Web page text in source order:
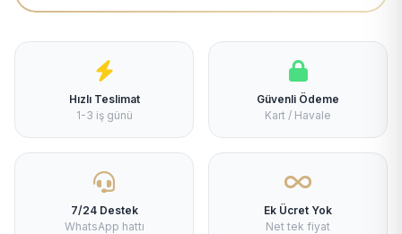
Hızlı Teslimat
1-3 iş günü
Güvenli Ödeme
Kart / Havale
7/24 Destek
WhatsApp hattı
Ek Ücret Yok
Net tek fiyat